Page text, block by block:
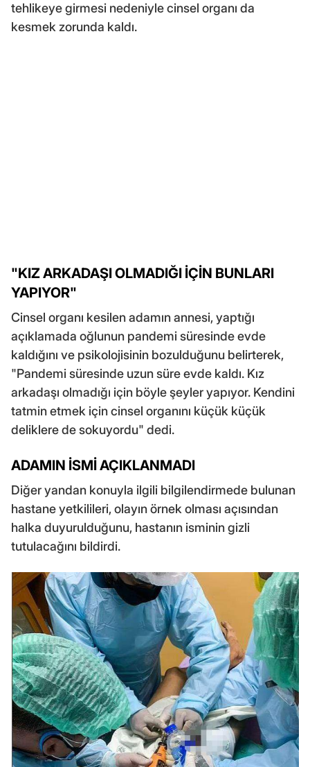
tehlikeye girmesi nedeniyle cinsel organı da
kesmek zorunda kaldı.
"KIZ ARKADAŞI OLMADIĞI İÇİN BUNLARI
YAPIYOR"
Cinsel organı kesilen adamın annesi, yaptığı
açıklamada oğlunun pandemi süresinde evde
kaldığını ve psikolojisinin bozulduğunu belirterek,
"Pandemi süresinde uzun süre evde kaldı. Kız
arkadaşı olmadığı için böyle şeyler yapıyor. Kendini
tatmin etmek için cinsel organını küçük küçük
deliklere de sokuyordu" dedi.
ADAMIN İSMİ AÇIKLANMADI
Diğer yandan konuyla ilgili bilgilendirmede bulunan
hastane yetkilileri, olayın örnek olması açısından
halka duyurulduğunu, hastanın isminin gizli
tutulacağını bildirdi.